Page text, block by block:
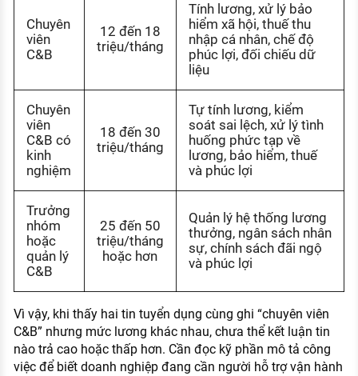
Chuyên
viên
C&B
12 đến 18
triệu/tháng
Tính lương, xử lý bảo
hiểm xã hội, thuế thu
nhập cá nhân, chế độ
phúc lợi, đối chiếu dữ
liệu
Chuyên
viên
C&B có
kinh
nghiệm
18 đến 30
triệu/tháng
Tự tính lương, kiểm
soát sai lệch, xử lý tình
huống phức tạp về
lương, bảo hiểm, thuế
và phúc lợi
Trưởng
nhóm
hoặc
quản lý
C&B
25 đến 50
triệu/tháng
hoặc hơn
Quản lý hệ thống lương
thưởng, ngân sách nhân
sự, chính sách đãi ngộ
và phúc lợi
Vì vậy, khi thấy hai tin tuyển dụng cùng ghi “chuyên viên
C&B” nhưng mức lương khác nhau, chưa thể kết luận tin
nào trả cao hoặc thấp hơn. Cần đọc kỹ phần mô tả công
việc để biết doanh nghiệp đang cần người hỗ trợ vận hành